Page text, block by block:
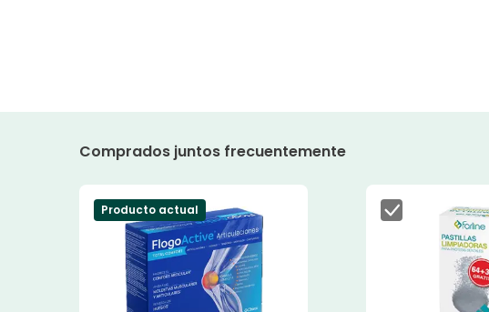
Comprados juntos frecuentemente
Producto actual